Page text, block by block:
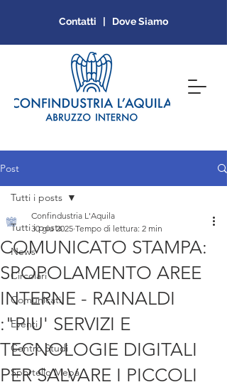
Contatti | Dove Siamo
Post
Tutti i posts
News
Circolari
Comunicati
Eventi
Centro Studi
Sportello Mepa
Tutti i posts
COMUNICATO STAMPA:
SPOPOLAMENTO AREE
INTERNE - RAINALDI
:"PIU' SERVIZI E
TECNOLOGIE DIGITALI
PER SALVARE I PICCOLI
Confindustria L'Aquila
30 giu 2025 Tempo di lettura: 2 min